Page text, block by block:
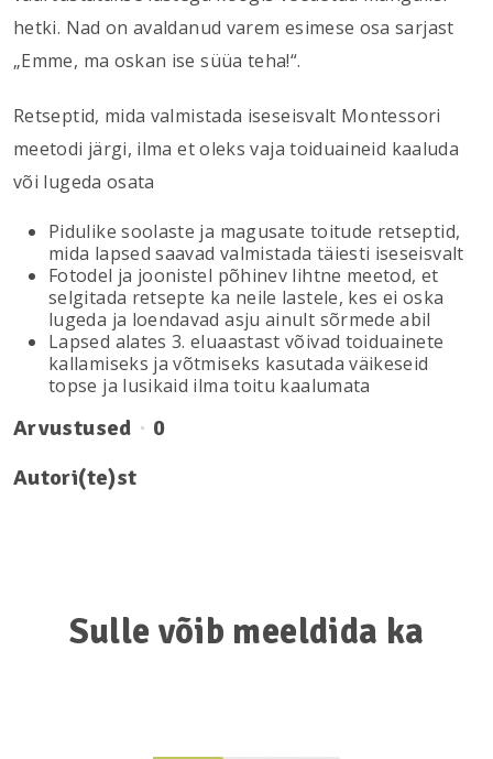
hetki. Nad on avaldanud varem esimese osa sarjast
„Emme, ma oskan ise süüa teha!“.
Retseptid, mida valmistada iseseisvalt Montessori
meetodi järgi, ilma et oleks vaja toiduaineid kaaluda
või lugeda osata
Pidulike soolaste ja magusate toitude retseptid,
mida lapsed saavad valmistada täiesti iseseisvalt
Fotodel ja joonistel põhinev lihtne meetod, et
selgitada retsepte ka neile lastele, kes ei oska
lugeda ja loendavad asju ainult sõrmede abil
Lapsed alates 3. eluaastast võivad toiduainete
kallamiseks ja võtmiseks kasutada väikeseid
topse ja lusikaid ilma toitu kaalumata
Arvustused
0
Autori(te)st
Sulle võib meeldida ka